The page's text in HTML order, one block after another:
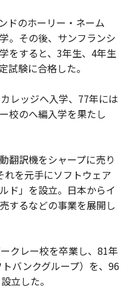
ドのホーリー・ネーム
。その後、サンフランシ
をすると、3年生、4年生
試験に合格した。
レッジへ入学、77年には
校のへ編入学を果たし
翻訳機をシャープに売り
を元手にソフトウェア
ド」を設立。日本からイ
するなどの事業を展開し
クレー校を卒業し、81年
バンクグループ）を、96
立した。